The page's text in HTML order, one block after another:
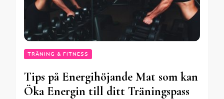
TRÄNING & FITNESS
Tips på Energihöjande Mat som kan
Öka Energin till ditt Träningspass